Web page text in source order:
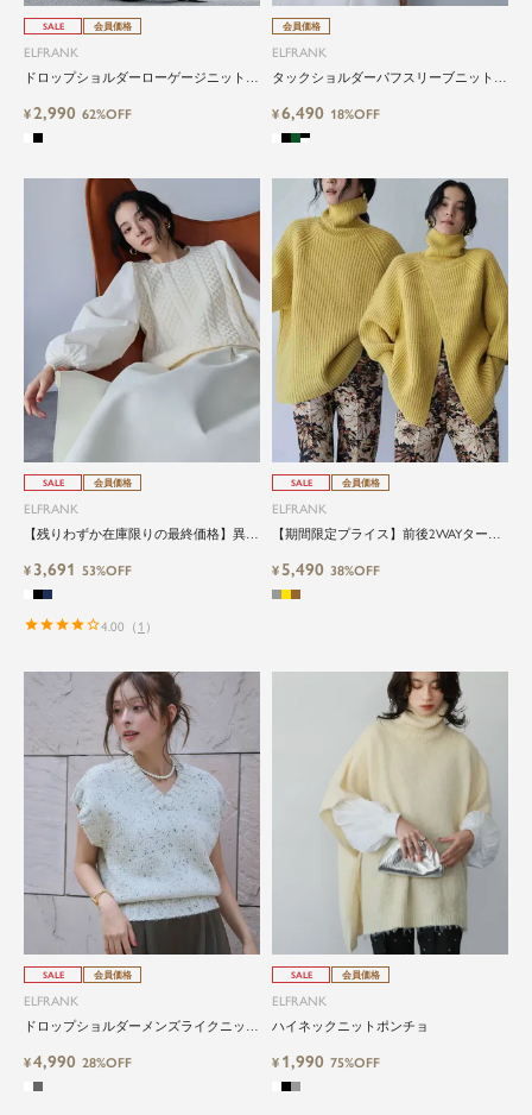
SALE 会員価格
ELFRANK
ドロップショルダーローゲージニットジ
¥2,990 62%OFF
会員価格
ELFRANK
タックショルダーパフスリーブニットカ
¥6,490 18%OFF
SALE 会員価格
ELFRANK
【残りわずか在庫限りの最終価格】異素
プルオーバー
¥ 3,691 53%OFF
4.00 （ 1 ）
SALE 会員価格
ELFRANK
【期間限定プライス】前後2WAYタート
のある上品シルエット
¥5,490 38%OFF
SALE 会員価格
ELFRANK
ドロップショルダーメンズライクニット
¥4,990 28%OFF
SALE 会員価格
ELFRANK
ハイネックニットポンチョ
¥ 1,990 75%OFF